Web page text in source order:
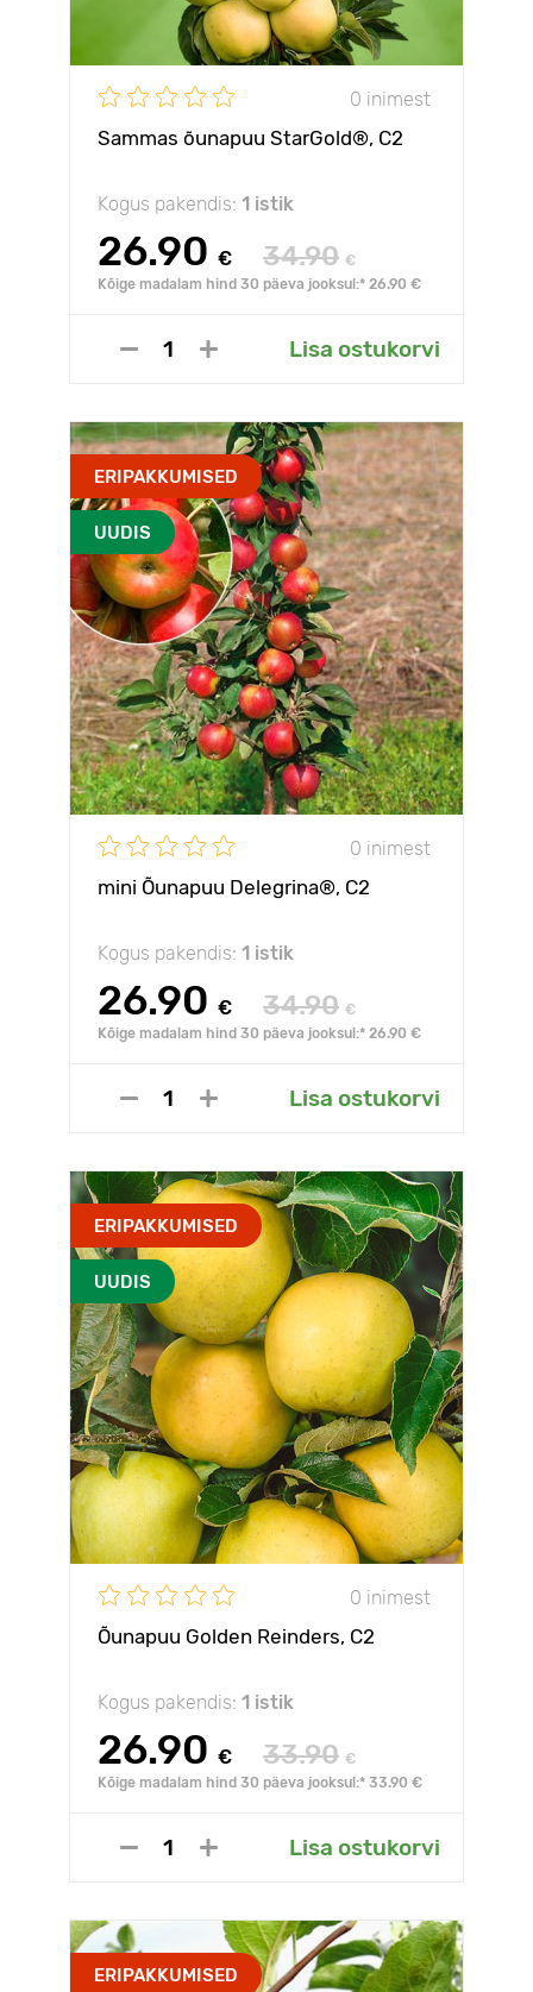
0 inimest
Sammas õunapuu StarGold®, C2
Kogus pakendis: 1 istik
26.90 € 34.90 €
Kõige madalam hind 30 päeva jooksul:* 26.90 €
Lisa ostukorvi
ERIPAKKUMISED
UUDIS
0 inimest
mini Õunapuu Delegrina®, C2
Kogus pakendis: 1 istik
26.90 € 34.90 €
Kõige madalam hind 30 päeva jooksul:* 26.90 €
Lisa ostukorvi
ERIPAKKUMISED
UUDIS
0 inimest
Õunapuu Golden Reinders, C2
Kogus pakendis: 1 istik
26.90 € 33.90 €
Kõige madalam hind 30 päeva jooksul:* 33.90 €
Lisa ostukorvi
ERIPAKKUMISED